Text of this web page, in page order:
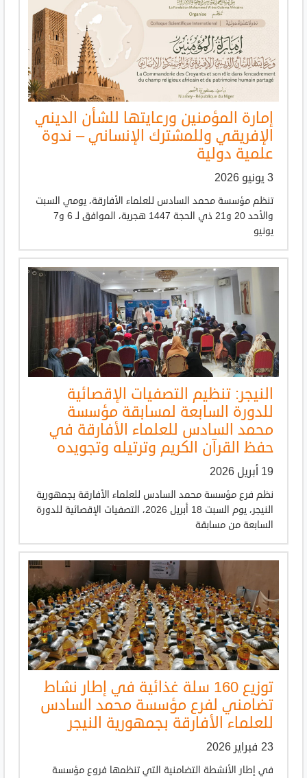
إمارة المؤمنين ورعايتها للشأن الديني
الإفريقي وللمشترك الإنساني – ندوة
علمية دولية
3 يونيو 2026
تنظم مؤسسة محمد السادس للعلماء الأفارقة، يومي السبت
والأحد 20 و21 ذي الحجة 1447 هجرية، الموافق لـ 6 و7
يونيو
النيجر: تنظيم التصفيات الإقصائية
للدورة السابعة لمسابقة مؤسسة
محمد السادس للعلماء الأفارقة في
حفظ القرآن الكريم وترتيله وتجويده
19 أبريل 2026
نظم فرع مؤسسة محمد السادس للعلماء الأفارقة بجمهورية
النيجر، يوم السبت 18 أبريل 2026، التصفيات الإقصائية للدورة
السابعة من مسابقة
توزيع 160 سلة غذائية في إطار نشاط
تضامني لفرع مؤسسة محمد السادس
للعلماء الأفارقة بجمهورية النيجر
23 فبراير 2026
في إطار الأنشطة التضامنية التي تنظمها فروع مؤسسة